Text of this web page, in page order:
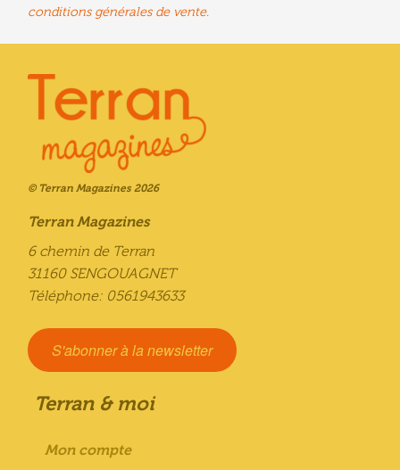
conditions générales de vente.
© Terran Magazines 2026
Terran Magazines
6 chemin de Terran
31160 SENGOUAGNET
Téléphone: 0561943633
S'abonner à la newsletter
Terran & moi
Mon compte